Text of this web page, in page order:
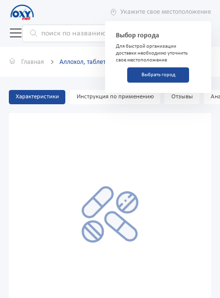
Укажите свое местоположение
Выбор города
Для быстрой организации
доставки необходимо уточнить
свое местоположение
Выбрать город
Главная Аллохол, таблетки №50
Характеристики Инструкция по применению Отзывы